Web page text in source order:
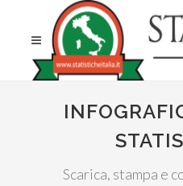
Scarica, stampa e